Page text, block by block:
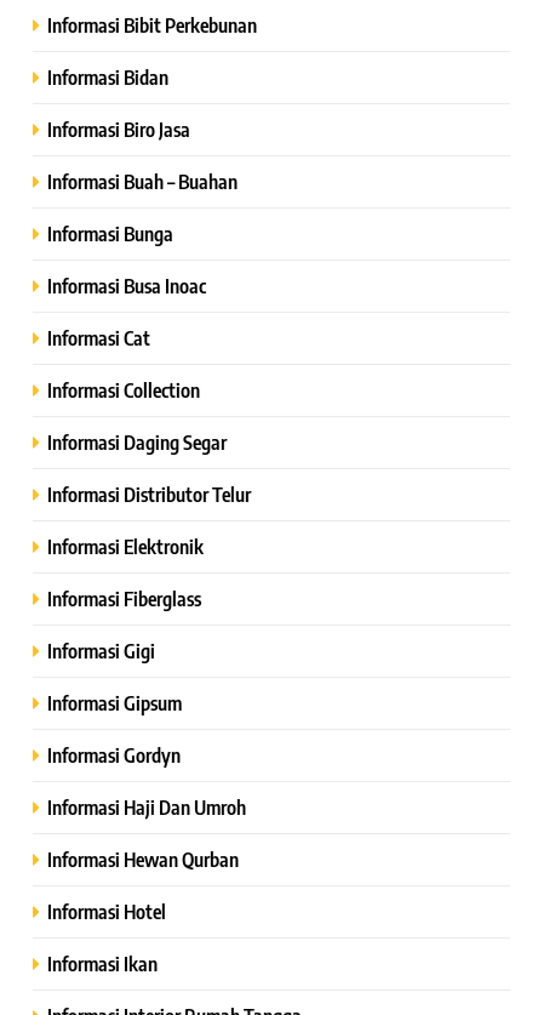
Informasi Bibit Perkebunan
Informasi Bidan
Informasi Biro Jasa
Informasi Buah – Buahan
Informasi Bunga
Informasi Busa Inoac
Informasi Cat
Informasi Collection
Informasi Daging Segar
Informasi Distributor Telur
Informasi Elektronik
Informasi Fiberglass
Informasi Gigi
Informasi Gipsum
Informasi Gordyn
Informasi Haji Dan Umroh
Informasi Hewan Qurban
Informasi Hotel
Informasi Ikan